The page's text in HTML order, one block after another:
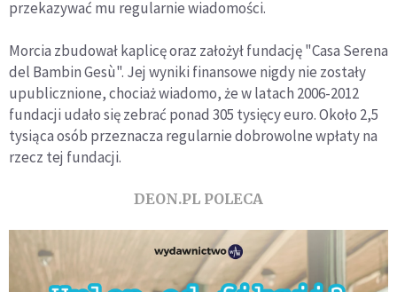
przekazywać mu regularnie wiadomości.
Morcia zbudował kaplicę oraz założył fundację "Casa Serena
del Bambin Gesù". Jej wyniki finansowe nigdy nie zostały
upublicznione, chociaż wiadomo, że w latach 2006-2012
fundacji udało się zebrać ponad 305 tysięcy euro. Około 2,5
tysiąca osób przeznacza regularnie dobrowolne wpłaty na
rzecz tej fundacji.
DEON.PL POLECA